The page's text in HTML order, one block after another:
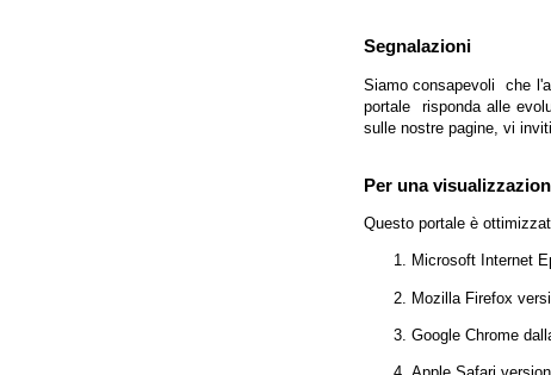
Segnalazioni
Siamo consapevoli che
portale risponda alle
sulle nostre pagine, vi
Per una
Questo portale è
Microsoft Internet
Mozilla Firefox
Google Chrome